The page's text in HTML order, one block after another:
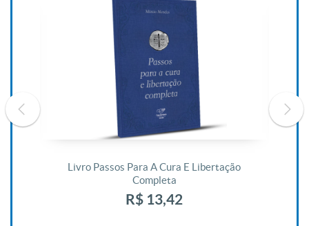
Livro Passos Para A Cura E Libertação
Completa
R$ 13,42